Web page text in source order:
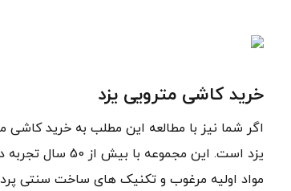
خرید کاشی مترویی یزد
اگر شما نیز با مطالعه این مطلب به خرید کاشی
یزد است. این
مواد اولیه مرغوب و تکنیک های ساخت سنتی